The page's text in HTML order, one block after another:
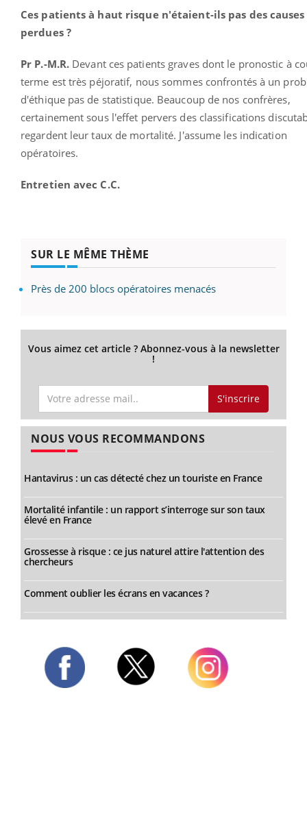
Ces patients à haut risque n'étaient-ils pas des causes
perdues ?
Pr P.-M.R. Devant ces patients graves dont le pronostic à
terme est très péjoratif, nous sommes confrontés à un
d'éthique pas de statistique. Beaucoup de nos confrères,
certainement sous l'effet pervers des classifications
regardent leur taux de mortalité. J'assume les indication
opératoires.
Entretien avec C.C.
SUR LE MÊME THÈME
Près de 200 blocs opératoires menacés
Vous aimez cet article ? Abonnez-vous à la newsletter
!
S'inscrire
NOUS VOUS RECOMMANDONS
Hantavirus : un cas détecté chez un touriste en France
Mortalité infantile : un rapport s’interroge sur son taux
élevé en France
Grossesse à risque : ce jus naturel attire l'attention des
chercheurs
Comment oublier les écrans en vacances ?